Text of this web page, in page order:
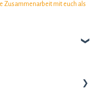
Zusammenarbeit mit euch als